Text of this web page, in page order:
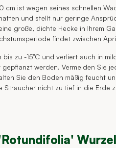
cm ist wegen seines schnellen
und stellt nur geringe
große, dichte Hecke in Ihrem
findet zwischen
zu -15°C und verliert auch in
werden. Vermeiden Sie
Sie den Boden mäßig feucht
nicht zu tief in die